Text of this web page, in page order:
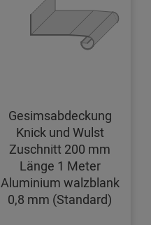
Gesimsabdeckung
Knick und Wulst
Zuschnitt 200 mm
Länge 1 Meter
Aluminium walzblank
0,8 mm (Standard)